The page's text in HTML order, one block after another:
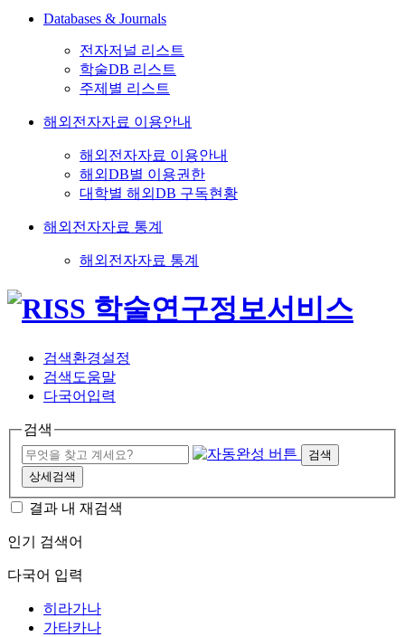
Databases & Journals
전자저널 리스트
학술DB 리스트
주제별 리스트
해외전자자료 이용안내
해외전자자료 이용안내
해외DB별 이용권한
대학별 해외DB 구독현황
해외전자자료 통계
해외전자자료 통계
검색환경설정
검색도움말
다국어입력
검색
검색
상세검색
결과 내 재검색
인기 검색어
다국어 입력
히라가나
가타카나